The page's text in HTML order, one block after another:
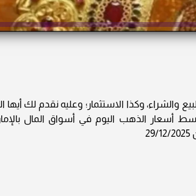
وكذا الاستثمار؛ وعليه نقدم لك أيها
تتضمن متوسط أسعار الذهب اليوم في أسواق المال